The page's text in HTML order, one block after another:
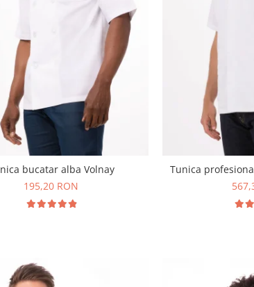
bucatar alba Volnay
195,20 RON
Tunica